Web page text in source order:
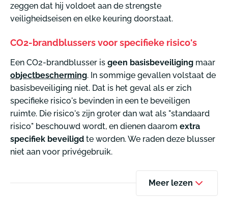
zeggen dat hij voldoet aan de strengste
veiligheidseisen en elke keuring doorstaat.
CO2-brandblussers voor specifieke risico's
Een CO2-brandblusser is geen basisbeveiliging maar
objectbescherming. In sommige gevallen volstaat de
basisbeveiliging niet. Dat is het geval als er zich
specifieke risico's bevinden in een te beveiligen
ruimte. Die risico's zijn groter dan wat als "standaard
risico" beschouwd wordt, en dienen daarom extra
specifiek beveiligd te worden. We raden deze blusser
niet aan voor privégebruik.
Meer lezen